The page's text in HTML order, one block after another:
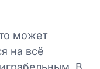
может
на всё